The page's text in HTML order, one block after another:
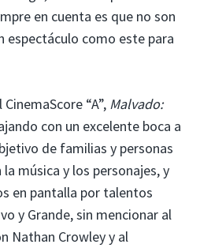
en cuenta es que no son
espectáculo como este para
“A”, Malvado:
con un excelente boca a
de familias y personas
música y los personajes, y
en pantalla por talentos
y Grande, sin mencionar al
Nathan Crowley y al